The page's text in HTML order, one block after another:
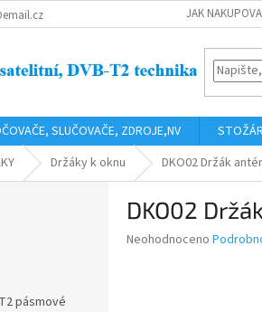
JAK
SLUČOVAČE, ZDROJE,NV
Držáky k oknu DKO02 Držák
pásmové
DKO02
Průměrné
Neohodnoceno